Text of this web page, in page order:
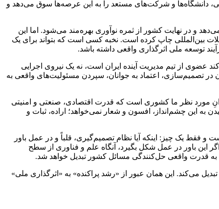
دانشگاه‌ها و شرکت‌های مستعد را به این عرصه‌ها سوق می‌دهد و
و در نهایت کشور از ثمره نوآوری بهره‌مند می‌شود. اما این
بین‌المللی چاپ کرده است. نخبه کسی است که بتواند برای یک
توسعه ملی اثرگذاری واقعی داشته باشد.
از تیم مدیریت آینده ایران است، نه یک نیروی اجرایی
تصمیم‌سازی، اعتماد به جوانان، سپردن مسئولیت‌های واقعی به
مورد نظر ما کشوری است که قدرت اقتصادی، صنعتی و امنیتی
به این چشم‌انداز، افسون و شعار نمی‌خواهد؛ اراده، ثبات و
و فقط یک چیز: اینکه آیا نظام تصمیم‌گیری، قلباً و در عمل باور
این باور در عمل شکل بگیرد، آنگاه علم و فناوری از سطح
به قدرت واقعی حل‌کنندگی مسائل کشور تبدیل خواهد شد.
می‌کند. این همان عبور از «رشد پراکنده» به «اثرگذاری ملی»